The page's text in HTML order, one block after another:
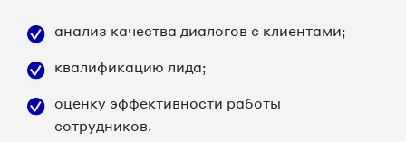
анализ качества диалогов с клиентами;
квалификацию лида;
оценку эффективности работы
сотрудников.